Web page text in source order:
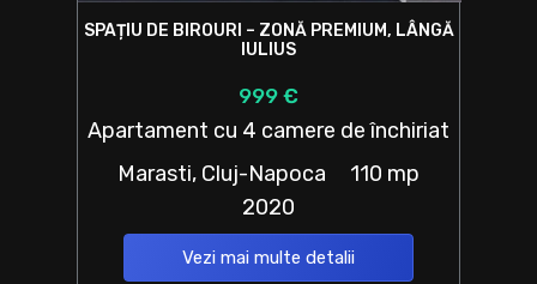
SPAȚIU DE BIROURI – ZONĂ PREMIUM, LÂNGĂ
IULIUS
999 €
Apartament cu 4 camere de închiriat
Marasti, Cluj-Napoca
110 mp
2020
Vezi mai multe detalii